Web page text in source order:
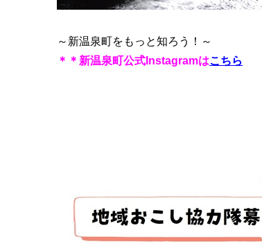
～新温泉町をもっと知ろう！～
＊＊新温泉町公式Instagramはこちら